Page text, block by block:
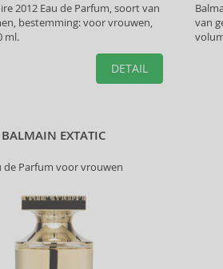
2012 Eau de Parfum, soort van
bestemming: voor vrouwen,
ml.
DETAIL
van
BALMAIN EXTATIC
de Parfum voor vrouwen